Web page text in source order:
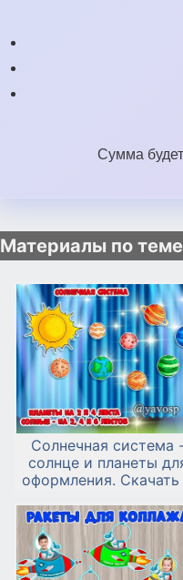
Сумма
Материалы по теме
Солнечная система
солнце и планеты
оформления. Скачать